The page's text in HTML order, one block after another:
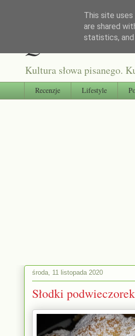
Qultura
Kultura słowa pisanego.
Recenzje Lifestyle
środa, 11 listopada 2020
Słodki
This site
are shared
statistics,